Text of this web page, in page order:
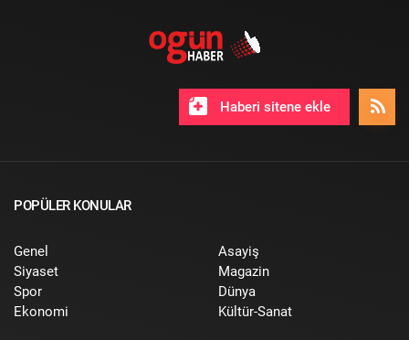
Haberi sitene ekle
POPÜLER KONULAR
Genel
Siyaset
Spor
Ekonomi
Asayiş
Magazin
Dünya
Kültür-Sanat